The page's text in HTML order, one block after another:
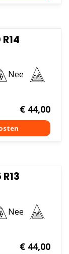
Nee
€44,00
Nee
€44,00